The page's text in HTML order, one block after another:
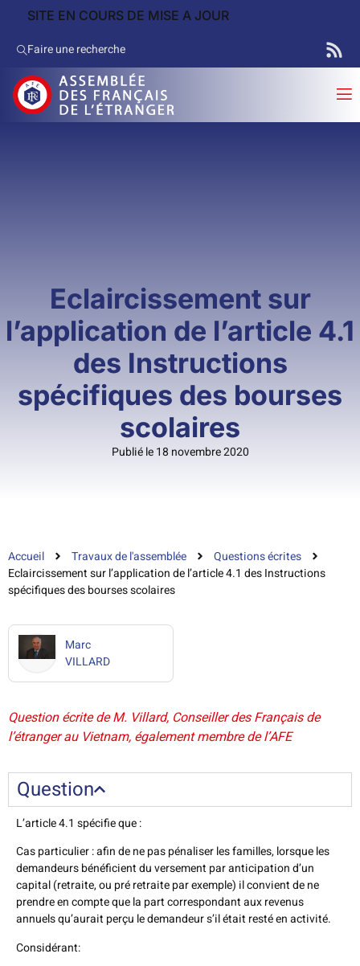
SITE EN COURS DE MISE A JOUR
Faire une recherche
Eclaircissement sur
l’application de l’article 4.1
des Instructions
spécifiques des bourses
scolaires
Publié le 18 novembre 2020
Accueil Travaux de l'assemblée
Questions écrites
Eclaircissement sur l’application de l’article 4.1 des Instructions
spécifiques des bourses scolaires
Marc
VILLARD
Question écrite de M. Villard, Conseiller des Français de
l’étranger au Vietnam, également membre de l’AFE
Question
L’article 4.1 spécifie que :
Cas particulier : afin de ne pas pénaliser les familles, lorsque les
demandeurs bénéficient du versement par anticipation d’un
capital (retraite, ou pré retraite par exemple) il convient de ne
prendre en compte que la part correspondant aux revenus
annuels qu’aurait perçu le demandeur s’il était resté en activité.
Considérant: